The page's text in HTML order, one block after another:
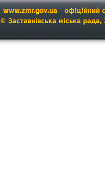
www.zmr.gov.ua
офіційний
© Заставнівська міська рада,